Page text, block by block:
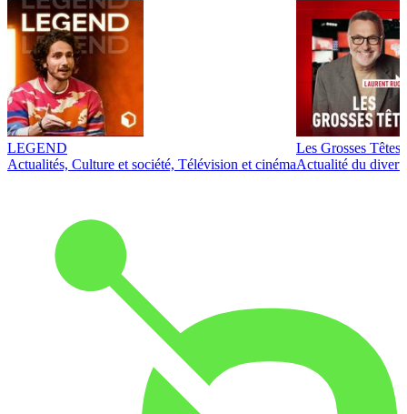
LEGEND
Actualités, Culture et société, Télévision et cinéma
Les Grosses Têtes
Actualité du